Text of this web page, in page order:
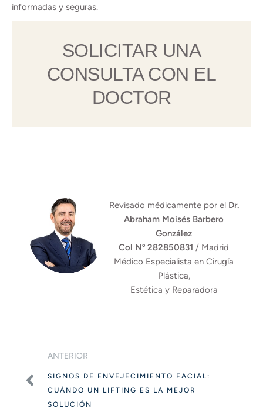
informadas y seguras.
SOLICITAR UNA
CONSULTA CON EL
DOCTOR
Revisado médicamente por el Dr.
Abraham Moisés Barbero
González
Col Nº 282850831 / Madrid
Médico Especialista en Cirugía
Plástica,
Estética y Reparadora
ANTERIOR
SIGNOS DE ENVEJECIMIENTO FACIAL:
CUÁNDO UN LIFTING ES LA MEJOR
SOLUCIÓN